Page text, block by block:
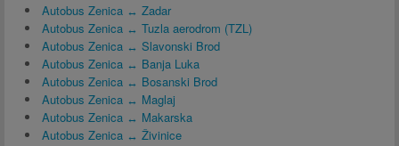
Autobus Zenica ↔ Zadar
Autobus Zenica ↔ Tuzla aerodrom (TZL)
Autobus Zenica ↔ Slavonski Brod
Autobus Zenica ↔ Banja Luka
Autobus Zenica ↔ Bosanski Brod
Autobus Zenica ↔ Maglaj
Autobus Zenica ↔ Makarska
Autobus Zenica ↔ Živinice